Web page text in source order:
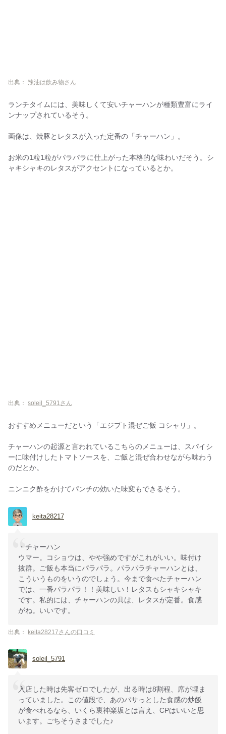
出典： 辣油は飲み物さん
ランチタイムには、美味しくて安いチャーハンが種類豊富にライ
ンナップされているそう。
画像は、焼豚とレタスが入った定番の「チャーハン」。
お米の1粒1粒がパラパラに仕上がった本格的な味わいだそう。シ
ャキシャキのレタスがアクセントになっているとか。
出典： soleil_5791さん
おすすめメニューだという「エジプト混ぜご飯 コシャリ」。
チャーハンの起源と言われているこちらのメニューは、スパイシ
ーに味付けしたトマトソースを、ご飯と混ぜ合わせながら味わう
のだとか。
ニンニク酢をかけてパンチの効いた味変もできるそう。
keita28217
・チャーハン
ウマー。コショウは、やや強めですがこれがいい。味付け
抜群。ご飯も本当にパラパラ。パラパラチャーハンとは、
こういうものをいうのでしょう。今まで食べたチャーハン
では、一番パラパラ！！美味しい！レタスもシャキシャキ
です。私的には、チャーハンの具は、レタスが定番。食感
がね。いいです。
出典： keita28217さんの口コミ
soleil_5791
入店した時は先客ゼロでしたが、出る時は8割程、席が埋ま
っていました。この値段で、あのパサっとした食感の炒飯
が食べれるなら、いくら裏神楽坂とは言え、CPはいいと思
います。ごちそうさまでした♪